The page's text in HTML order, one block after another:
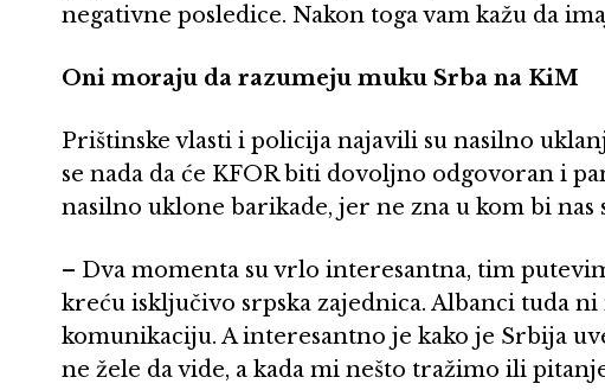
negativne posledice. Nakon toga vam kažu da
Oni moraju da razumeju muku Srba na KiM
Prištinske vlasti i policija najavili su nasilno
se nada da će KFOR biti dovoljno odgovoran i
nasilno uklone barikade, jer ne zna u kom bi nas
– Dva momenta su vrlo interesantna, tim
kreću isključivo srpska zajednica. Albanci tuda
komunikaciju. A interesantno je kako je Srbija
ne žele da vide, a kada mi nešto tražimo ili